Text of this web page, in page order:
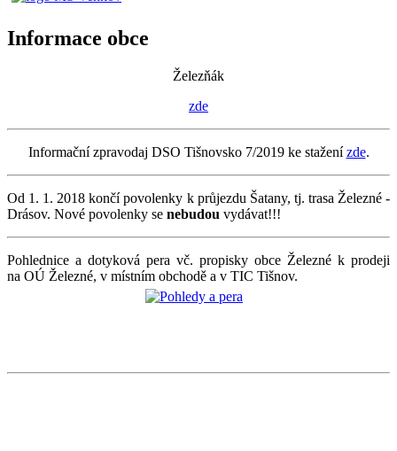
Informace obce
Železňák
zde
Informační zpravodaj DSO Tišnovsko 7/2019 ke staženízde.
Od 1. 1. 2018 končí povolenky k průjezdu Šatany, tj. trasa Železné -
Drásov. Nové povolenky se nebudou vydávat!!!
Pohlednice a dotyková pera vč. propisky obce Železné k prodeji
na OÚ Železné, v místním obchodě a v TIC Tišnov.